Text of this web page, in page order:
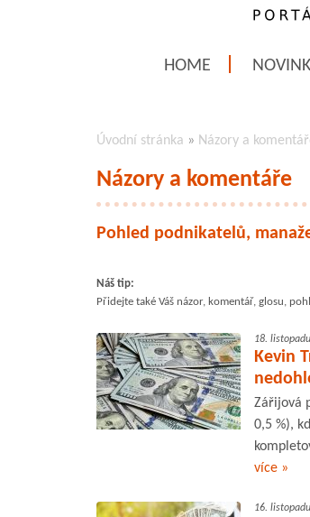
HOME
Úvodní stránka » Názory a
Názory a komentáře
Pohled podnikatelů,
Náš tip:
Přidejte také Váš názor, komentář, glosu,
18.
Kevin
Zářijová
0,5 %),
více »
16.